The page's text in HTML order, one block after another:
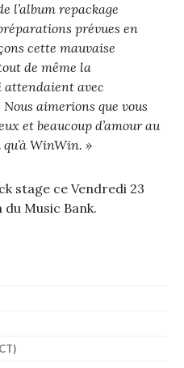
l’album repackage
prévues en
cette mauvaise
de même la
attendaient avec
aimerions que vous
et beaucoup d’amour au
WinWin. »
stage ce Vendredi 23
du Music Bank.